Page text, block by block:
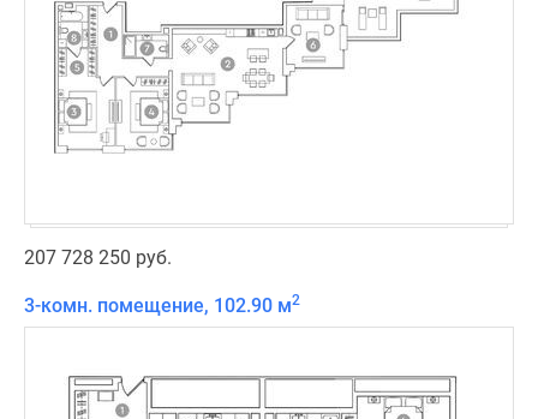
207 728 250 руб.
3-комн. помещение, 102.90 м2